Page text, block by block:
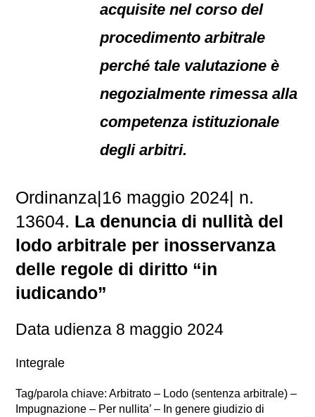
acquisite nel corso del
procedimento arbitrale
perché tale valutazione è
negozialmente rimessa alla
competenza istituzionale
degli arbitri.
Ordinanza|16 maggio 2024| n.
13604. La denuncia di nullità del
lodo arbitrale per inosservanza
delle regole di diritto “in
iudicando”
Data udienza 8 maggio 2024
Integrale
Tag/parola chiave: Arbitrato – Lodo (sentenza arbitrale) –
Impugnazione – Per nullita’ – In genere giudizio di